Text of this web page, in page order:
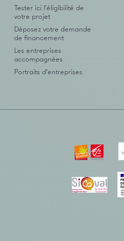
Tester ici l’éligibilité de
votre projet
Déposez votre demande
de financement
Les entreprises
accompagnées
Portraits d’entreprises